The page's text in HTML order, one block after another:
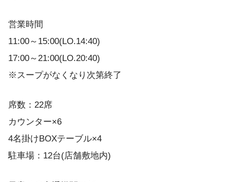
営業時間
11:00～15:00(LO.14:40)
17:00～21:00(LO.20:40)
※スープがなくなり次第終了
席数：22席
カウンター×6
4名掛けBOXテーブル×4
駐車場：12台(店舗敷地内)